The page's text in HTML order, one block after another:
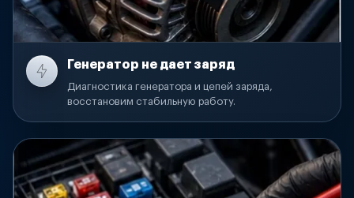
Генератор не дает заряд
Диагностика генератора и цепей заряда,
восстановим стабильную работу.